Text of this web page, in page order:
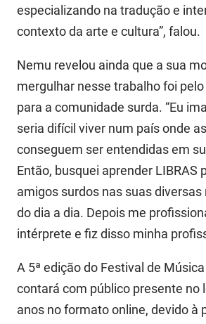
SUDEMA
especializando na tradução e
contexto da arte e cultura”, falou.
Nemu revelou ainda que a sua
mergulhar nesse trabalho foi pelo
para a comunidade surda. “Eu
seria difícil viver num país onde
conseguem ser entendidas em
Então, busquei aprender LIBRAS
amigos surdos nas suas
do dia a dia. Depois me
intérprete e fiz disso minha
A 5ª edição do Festival de
contará com público presente no
anos no formato online, devido à